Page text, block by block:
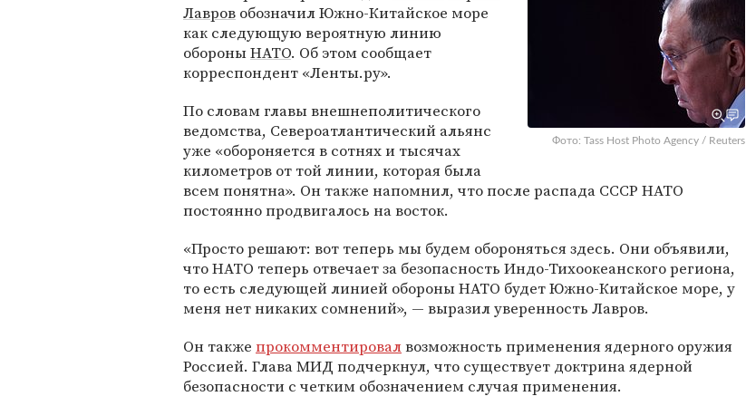
Фото: Tass Host Photo Agency / Reuters
Лавров обозначил Южно-Китайское море
как следующую вероятную линию
обороныНАТО. Об этом сообщает
корреспондент «Ленты.ру».
По словам главы внешнеполитического
ведомства, Североатлантический альянс
уже «обороняется в сотнях и тысячах
километров от той линии, которая была
всем понятна». Он также напомнил, что после распада СССР НАТО
постоянно продвигалось на восток.
«Просто решают: вот теперь мы будем обороняться здесь. Они объявили,
что НАТО теперь отвечает за безопасность Индо-Тихоокеанского региона,
то есть следующей линией обороны НАТО будет Южно-Китайское море, у
меня нет никаких сомнений», — выразил уверенность Лавров.
Он также прокомментировалвозможность применения ядерного оружия
Россией. Глава МИД подчеркнул, что существует доктрина ядерной
безопасности с четким обозначением случая применения.